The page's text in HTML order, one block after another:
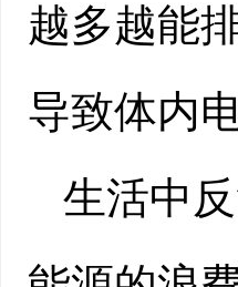
越多越能
导致体内
生活中